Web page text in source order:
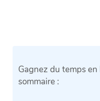
Gagnez du temps
sommaire :